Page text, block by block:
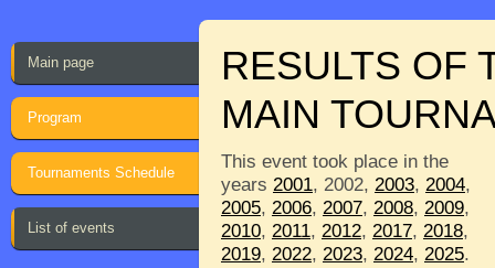
Main page
Program
Tournaments Schedule
List of events
RESULTS OF
MAIN
This event took place in the
years 2001, 2002, 2003, 2004,
2005, 2006, 2007, 2008, 2009,
2010, 2011, 2012, 2017, 2018,
2019, 2022, 2023, 2024, 2025.